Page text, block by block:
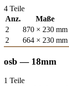
4 Teile
Anz.
Maße
2
870 × 230 mm
2
664 × 230 mm
osb — 18mm
1 Teile